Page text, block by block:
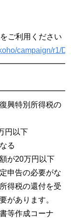
ご利用ください
campaign/r1/
興特別所得税の
円以下
る
が20万円以下
申告の必要がな
得税の還付を受
があります。
等作成コーナ